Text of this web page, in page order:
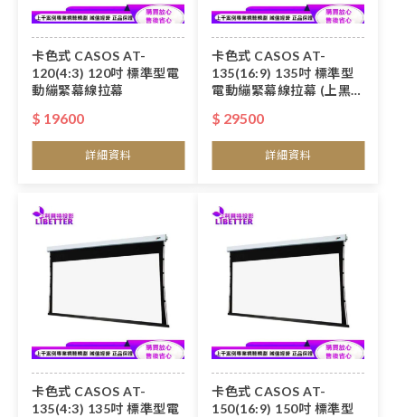
卡色式 CASOS AT-
120(4:3) 120吋 標準型電
動繃緊幕線拉幕
$ 19600
詳細資料
卡色式 CASOS AT-
135(16:9) 135吋 標準型
電動繃緊幕線拉幕 (上黑
計)
$ 29500
詳細資料
卡色式 CASOS AT-
135(4:3) 135吋 標準型電
卡色式 CASOS AT-
150(16:9) 150吋 標準型